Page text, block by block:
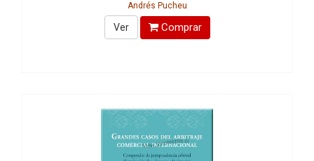
Andrés Pucheu
Ver Comprar